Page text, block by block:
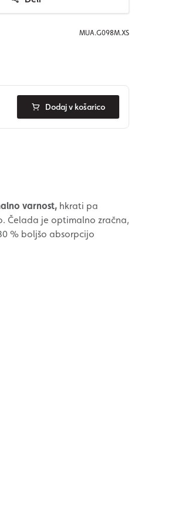
MUA.G098M.XS
Dodaj v košarico
varnost, hkrati pa
Čelada je optimalno zračna,
% boljšo absorpcijo